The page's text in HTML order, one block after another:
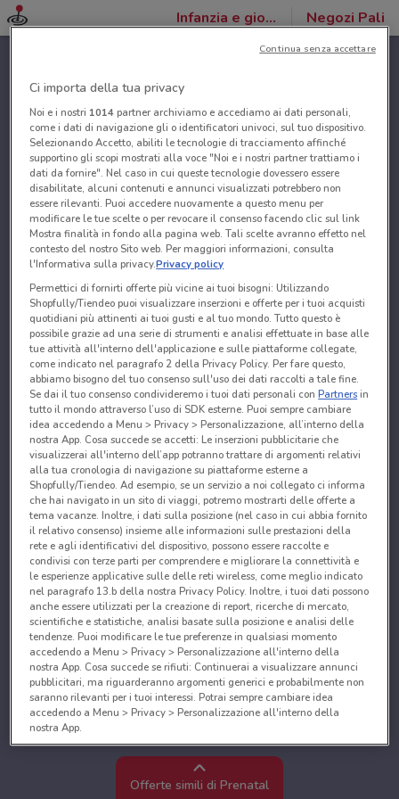
Infanzia e giochi Negozi Pali
Offerte simili di Prenatal
Ci importa della tua privacy
Noi e i nostri 1014partner archiviamo e accediamo ai dati personali,
come i dati di navigazione gli o identificatori univoci, sul tuo dispositivo.
Selezionando Accetto, abiliti le tecnologie di tracciamento affinché
supportino gli scopi mostrati alla voce "Noi e i nostri partner trattiamo i
dati da fornire". Nel caso in cui queste tecnologie dovessero essere
disabilitate, alcuni contenuti e annunci visualizzati potrebbero non
essere rilevanti. Puoi accedere nuovamente a questo menu per
modificare le tue scelte o per revocare il consenso facendo clic sul link
Mostra finalità in fondo alla pagina web. Tali scelte avranno effetto nel
contesto del nostro Sito web. Per maggiori informazioni, consulta
l'Informativa sulla privacy.Privacy policy
Permettici di fornirti offerte più vicine ai tuoi bisogni: Utilizzando
Shopfully/Tiendeo puoi visualizzare inserzioni e offerte per i tuoi acquisti
quotidiani più attinenti ai tuoi gusti e al tuo mondo. Tutto questo è
possibile grazie ad una serie di strumenti e analisi effettuate in base alle
tue attività all'interno dell'applicazione e sulle piattaforme collegate,
come indicato nel paragrafo 2 della Privacy Policy. Per fare questo,
abbiamo bisogno del tuo consenso sull'uso dei dati raccolti a tale fine.
Se dai il tuo consenso condivideremo i tuoi dati personali conPartnersin
tutto il mondo attraverso l’uso di SDK esterne. Puoi sempre cambiare
idea accedendo a Menu > Privacy > Personalizzazione, all’interno della
nostra App. Cosa succede se accetti: Le inserzioni pubblicitarie che
visualizzerai all'interno dell’app potranno trattare di argomenti relativi
alla tua cronologia di navigazione su piattaforme esterne a
Shopfully/Tiendeo. Ad esempio, se un servizio a noi collegato ci informa
che hai navigato in un sito di viaggi, potremo mostrarti delle offerte a
tema vacanze. Inoltre, i dati sulla posizione (nel caso in cui abbia fornito
il relativo consenso) insieme alle informazioni sulle prestazioni della
rete e agli identificativi del dispositivo, possono essere raccolte e
condivisi con terze parti per comprendere e migliorare la connettività e
le esperienze applicative sulle delle reti wireless, come meglio indicato
nel paragrafo 13.b della nostra Privacy Policy. Inoltre, i tuoi dati possono
anche essere utilizzati per la creazione di report, ricerche di mercato,
scientifiche e statistiche, analisi basate sulla posizione e analisi delle
tendenze. Puoi modificare le tue preferenze in qualsiasi momento
accedendo a Menu > Privacy > Personalizzazione all'interno della
nostra App. Cosa succede se rifiuti: Continuerai a visualizzare annunci
pubblicitari, ma riguarderanno argomenti generici e probabilmente non
saranno rilevanti per i tuoi interessi. Potrai sempre cambiare idea
accedendo a Menu > Privacy > Personalizzazione all'interno della
nostra App.
Noi e i nostri partner trattiamo i dati per fornire:
Utilizzare dati di geolocalizzazione precisi. Scansione attiva delle
caratteristiche del dispositivo ai fini dell’identificazione. Archiviare
Continua senza accettare